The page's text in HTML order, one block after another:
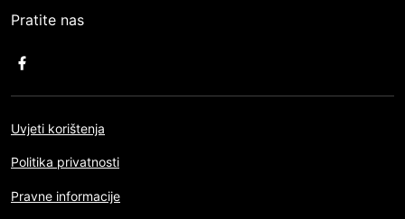
Pratite nas
Uvjeti korištenja
Politika privatnosti
Pravne informacije